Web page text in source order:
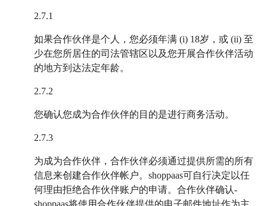
2.7.1
如果合作伙伴是个人，您必须年满 (i) 18岁，或 (ii) 至
少在您所居住的司法管辖区以及您开展合作伙伴活动
的地方到达法定年龄。
2.7.2
您确认您成为合作伙伴的目的是进行商务活动。
2.7.3
为成为合作伙伴，合作伙伴必须通过提供所需的所有
信息来创建合作伙伴帐户。shoppaas可自行决定以任
何理由拒绝合作伙伴账户的申请。合作伙伴确认-
shoppaas将使用合作伙伴提供的电子邮件地址作为主